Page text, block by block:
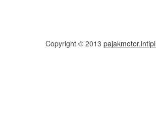
Copyright © 2013